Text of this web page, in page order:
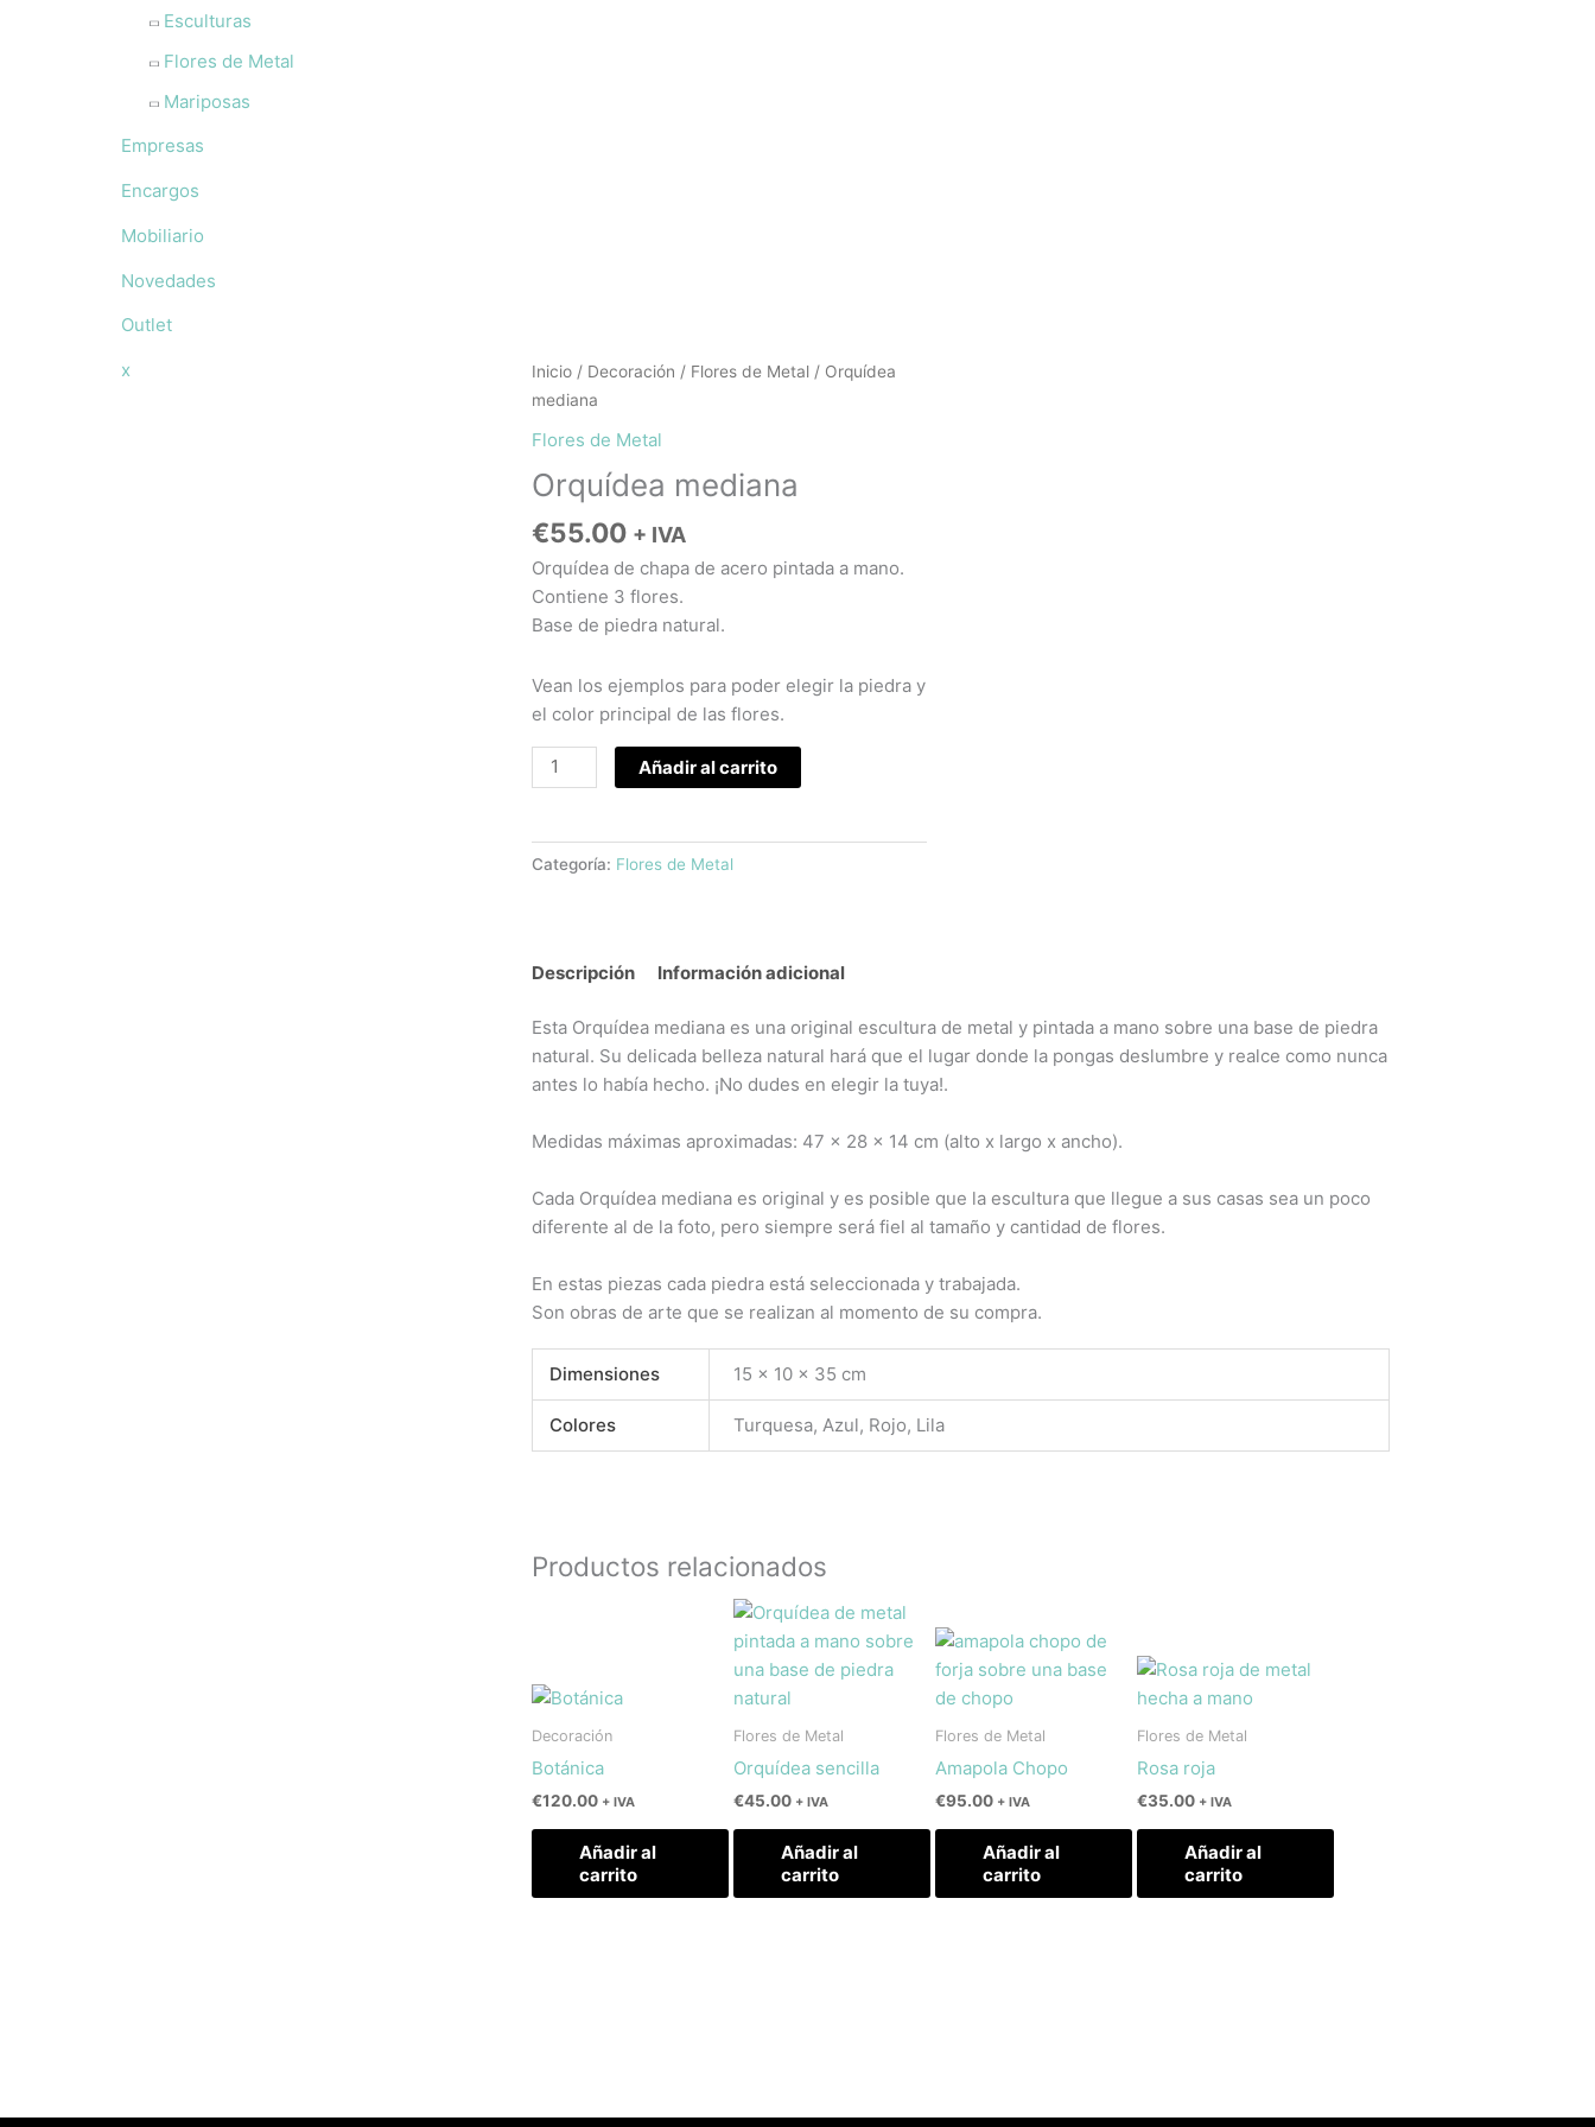
Esculturas
Flores de Metal
Mariposas
Empresas
Encargos
Mobiliario
Novedades
Outlet
x
Inicio / Decoración / Flores de Metal / Orquídea
mediana
Flores de Metal
Orquídea mediana
€55.00 + IVA
Orquídea de chapa de acero pintada a mano.
Contiene 3 flores.
Base de piedra natural.
Vean los ejemplos para poder elegir la piedra y
el color principal de las flores.
Añadir al carrito
Categoría: Flores de Metal
Descripción Información adicional
Esta Orquídea mediana es una original escultura de metal y pintada a mano sobre una base de piedra
natural. Su delicada belleza natural hará que el lugar donde la pongas deslumbre y realce como nunca
antes lo había hecho. ¡No dudes en elegir la tuya!.
Medidas máximas aproximadas: 47 x 28 x 14 cm (alto x largo x ancho).
Cada Orquídea mediana es original y es posible que la escultura que llegue a sus casas sea un poco
diferente al de la foto, pero siempre será fiel al tamaño y cantidad de flores.
En estas piezas cada piedra está seleccionada y trabajada.
Son obras de arte que se realizan al momento de su compra.
Dimensiones 15 × 10 × 35 cm
Colores Turquesa, Azul, Rojo, Lila
Productos relacionados
Decoración
Botánica
€120.00 + IVA
Añadir al
carrito
Flores de Metal
Orquídea sencilla
€45.00 + IVA
Añadir al
carrito
Flores de Metal
Amapola Chopo
€95.00 + IVA
Añadir al
carrito
Flores de Metal
Rosa roja
€35.00 + IVA
Añadir al
carrito